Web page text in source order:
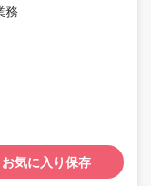
務
お気に入り保存